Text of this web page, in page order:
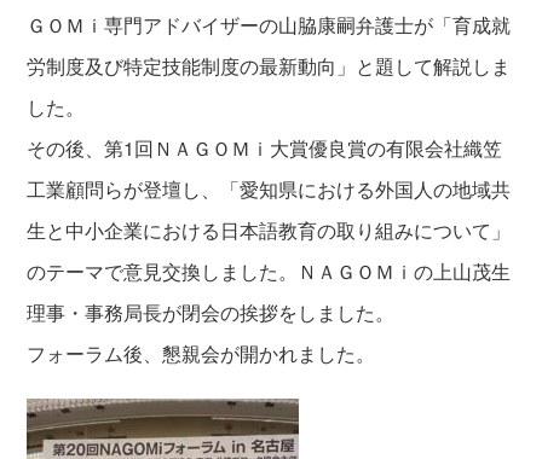
ＧＯＭｉ専門アドバイザーの山脇康嗣弁護士が「育成就
労制度及び特定技能制度の最新動向」と題して解説しま
した。
その後、第1回ＮＡＧＯＭｉ大賞優良賞の有限会社織笠
工業顧問らが登壇し、「愛知県における外国人の地域共
生と中小企業における日本語教育の取り組みについて」
のテーマで意見交換しました。ＮＡＧＯＭｉの上山茂生
理事・事務局長が閉会の挨拶をしました。
フォーラム後、懇親会が開かれました。